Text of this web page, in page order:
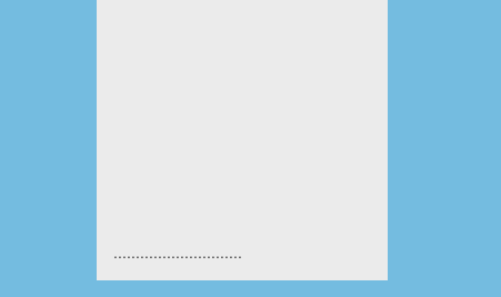
.............................